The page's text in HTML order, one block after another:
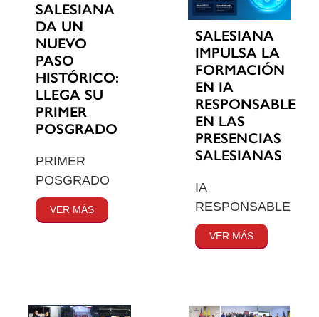
SALESIANA
DA UN
NUEVO
PASO
HISTÓRICO:
LLEGA SU
PRIMER
POSGRADO
PRIMER
POSGRADO
VER MÁS
SALESIANA
IMPULSA LA
FORMACIÓN
EN IA
RESPONSABLE
EN LAS
PRESENCIAS
SALESIANAS
IA
RESPONSABLE
VER MÁS